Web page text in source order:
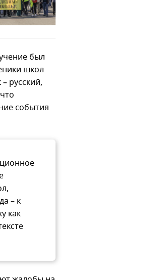
был
школ
русский,
события
– к
как